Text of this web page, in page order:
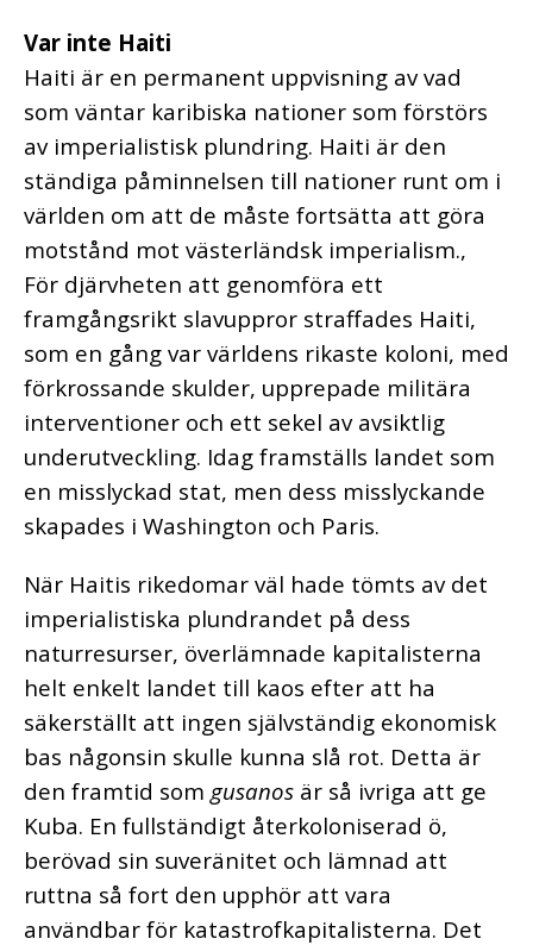
Var inte Haiti
Haiti är en permanent uppvisning av vad
som väntar karibiska nationer som förstörs
av imperialistisk plundring. Haiti är den
ständiga påminnelsen till nationer runt om i
världen om att de måste fortsätta att göra
motstånd mot västerländsk imperialism.,
För djärvheten att genomföra ett
framgångsrikt slavuppror straffades Haiti,
som en gång var världens rikaste koloni, med
förkrossande skulder, upprepade militära
interventioner och ett sekel av avsiktlig
underutveckling. Idag framställs landet som
en misslyckad stat, men dess misslyckande
skapades i Washington och Paris.
När Haitis rikedomar väl hade tömts av det
imperialistiska plundrandet på dess
naturresurser, överlämnade kapitalisterna
helt enkelt landet till kaos efter att ha
säkerställt att ingen självständig ekonomisk
bas någonsin skulle kunna slå rot. Detta är
den framtid som gusanos är så ivriga att ge
Kuba. En fullständigt återkoloniserad ö,
berövad sin suveränitet och lämnad att
ruttna så fort den upphör att vara
användbar för katastrofkapitalisterna. Det